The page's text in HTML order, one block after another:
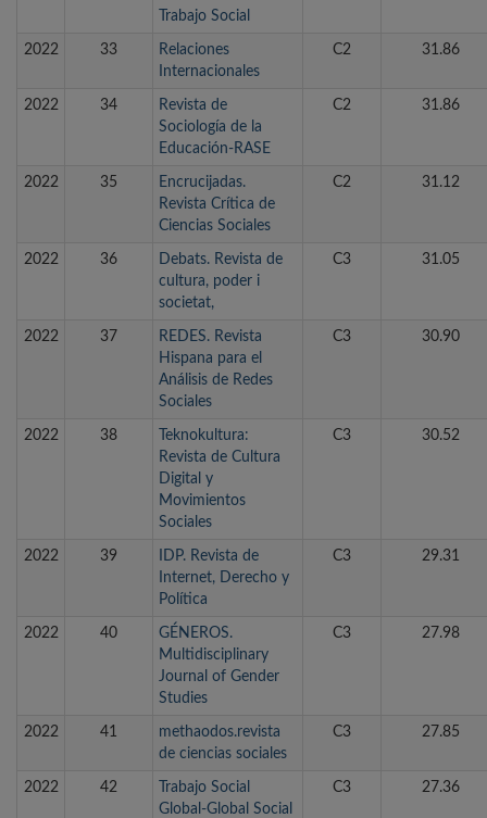
Trabajo Social
2022 33
Relaciones
Internacionales
C2 31.86
2022 34
Revista de
Sociología de la
Educación-RASE
C2 31.86
2022 35
Encrucijadas.
Revista Crítica de
Ciencias Sociales
C2 31.12
2022 36
Debats. Revista de
cultura, poder i
societat,
C3 31.05
2022 37
REDES. Revista
Hispana para el
Análisis de Redes
Sociales
C3 30.90
2022 38
Teknokultura:
Revista de Cultura
Digital y
Movimientos
Sociales
C3 30.52
2022 39
IDP. Revista de
Internet, Derecho y
Política
C3 29.31
2022 40
GÉNEROS.
Multidisciplinary
Journal of Gender
Studies
C3 27.98
2022 41
methaodos.revista
de ciencias sociales
C3 27.85
2022 42
Trabajo Social
Global-Global Social
C3 27.36